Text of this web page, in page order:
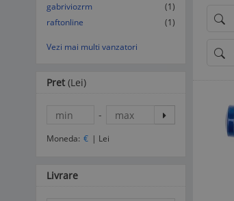
gabriviozrm
(1)
raftonline
(1)
Vezi mai multi vanzatori
Pret (Lei)
-
Moneda: € | Lei
Livrare